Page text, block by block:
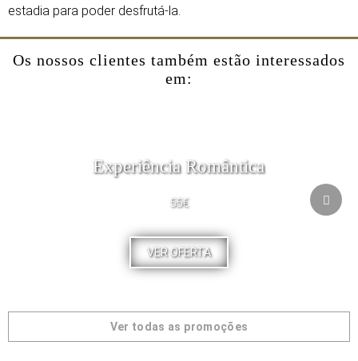
estadia para poder desfrutá-la.
Os nossos clientes também estão interessados
em:
Experiência Romântica
55€
VER OFERTA
Ver todas as promoções